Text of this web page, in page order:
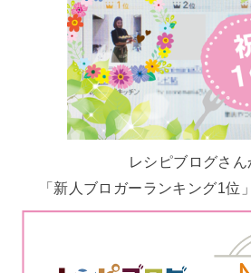
レシピブログさん
「新人ブロガーランキング1位